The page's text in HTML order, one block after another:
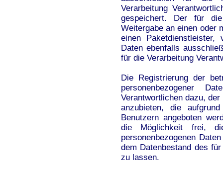
Verarbeitung
gespeichert. Der für
Weitergabe an einen oder
einen Paketdienstleister,
Daten ebenfalls
für die Verarbeitung
Die Registrierung der
personenbezogener
Verantwortlichen dazu,
anzubieten, die
Benutzern angeboten
die Möglichkeit frei,
personenbezogenen
dem Datenbestand des
zu lassen.